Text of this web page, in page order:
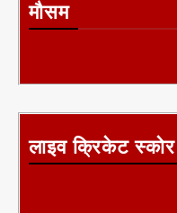
मौसम
लाइव क्रिकेट स्कोर